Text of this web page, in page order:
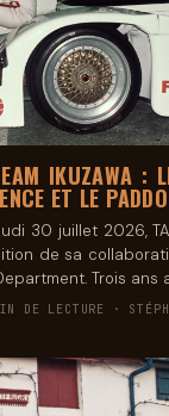
IKUZAWA :
ET LE
30 juillet 2026,
de sa
Trois ans
LECTURE ·